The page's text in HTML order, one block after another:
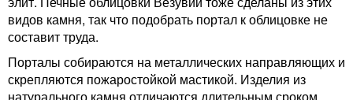
видов камня, так что подобрать портал к облицовке не
составит труда.
Порталы собираются на металлических направляющих и
скрепляются пожаростойкой мастикой. Изделия из